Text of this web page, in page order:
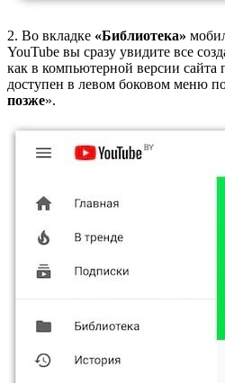
2. Во вкладке «Библиотека»
YouTube вы сразу увидите все
как в компьютерной версии
доступен в левом боковом меню
позже».